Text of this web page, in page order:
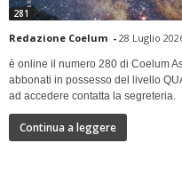
281
Redazione Coelum - 28 Luglio
è online il numero 280 di Coelum
abbonati in possesso del livello
ad accedere contatta la segreteria.
Continua a leggere